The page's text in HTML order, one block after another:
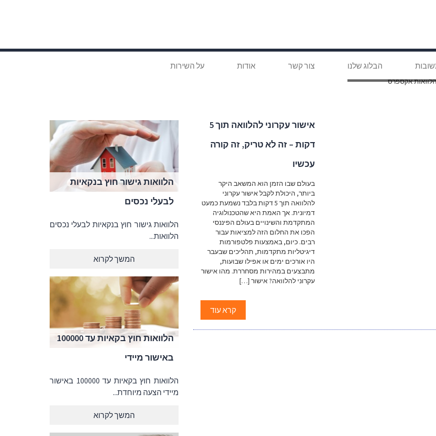
הבלוג שלנו צור קשר אודות על השירות
אקספרס
אקספרס
אישור עקרוני להלוואה תוך 5
דקות – זה לא טריק, זה קורה
עכשיו
בעולם שבו הזמן הוא המשאב היקר
ביותר, היכולת לקבל אישור עקרוני
להלוואה תוך 5 דקות בלבד נשמעת כמעט
דמיונית. אך האמת היא שהטכנולוגיה
המתקדמת והשינויים בעולם הפיננסי
הפכו את החלום הזה למציאות עבור
רבים. כיום, באמצעות פלטפורמות
דיגיטליות מתקדמות, תהליכים שבעבר
היו אורכים ימים או אפילו שבועות,
מתבצעים במהירות מסחררת. מהו אישור
עקרוני להלוואה? אישור […]
קרא עוד
הלוואות גישור חוץ בנקאיות
לבעלי נכסים
הלוואות גישור חוץ בנקאיות לבעלי נכסים
הלוואות...
המשך לקרוא
הלוואות חוץ בקאיות עד 100000
באישור מיידי
הלוואות חוץ בקאיות עד 100000 באישור
מיידי הצעה מיוחדת...
המשך לקרוא